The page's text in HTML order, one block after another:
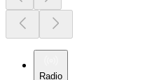
Radio